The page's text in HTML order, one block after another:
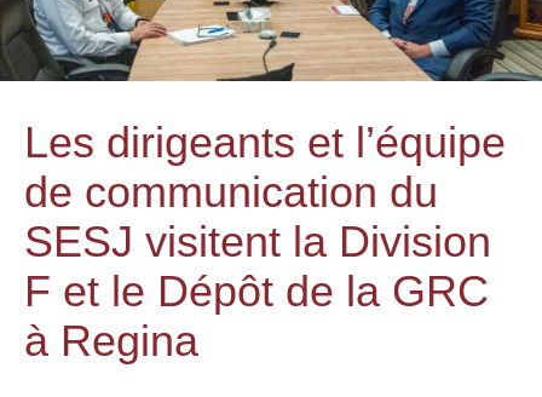
Les dirigeants et l’équipe
de communication du
SESJ visitent la Division
F et le Dépôt de la GRC
à Regina